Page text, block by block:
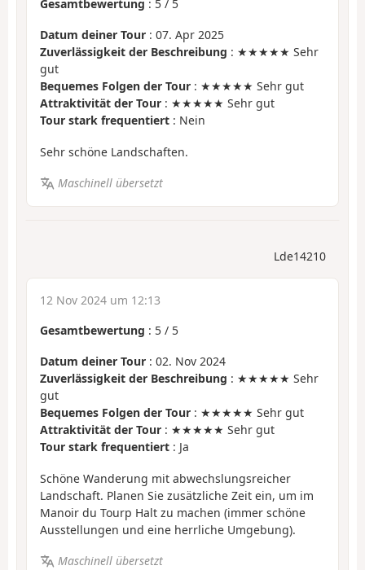
Gesamtbewertung : 5 / 5
Datum deiner Tour : 07. Apr 2025
Zuverlässigkeit der Beschreibung : ★★★★★ Sehr
gut
Bequemes Folgen der Tour : ★★★★★ Sehr gut
Attraktivität der Tour : ★★★★★ Sehr gut
Tour stark frequentiert : Nein
Sehr schöne Landschaften.
Maschinell übersetzt
Lde14210
12 Nov 2024 um 12:13
Gesamtbewertung : 5 / 5
Datum deiner Tour : 02. Nov 2024
Zuverlässigkeit der Beschreibung : ★★★★★ Sehr
gut
Bequemes Folgen der Tour : ★★★★★ Sehr gut
Attraktivität der Tour : ★★★★★ Sehr gut
Tour stark frequentiert : Ja
Schöne Wanderung mit abwechslungsreicher
Landschaft. Planen Sie zusätzliche Zeit ein, um im
Manoir du Tourp Halt zu machen (immer schöne
Ausstellungen und eine herrliche Umgebung).
Maschinell übersetzt